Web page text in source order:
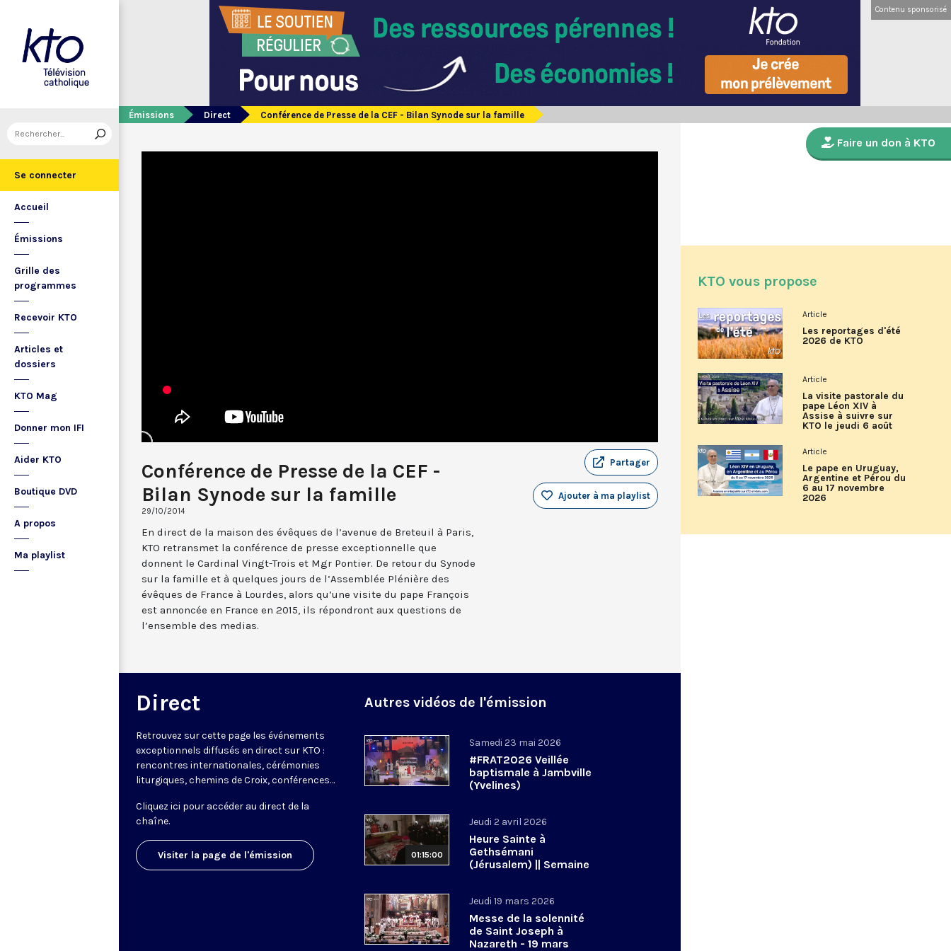
Se connecter
Accueil
Émissions
Grille des
programmes
Recevoir KTO
Articles et
dossiers
KTO Mag
Donner mon IFI
Aider KTO
Boutique DVD
A propos
Ma playlist
Contenu sponsorisé
Émissions Direct Conférence de Presse de la CEF - Bilan Synode sur la famille
Conférence de Presse de la CEF -
Bilan Synode sur la famille
29/10/2014
Partager
Ajouter à ma playlist
En direct de la maison des évêques de l’avenue de Breteuil à Paris,
KTO retransmet la conférence de presse exceptionnelle que
donnent le Cardinal Vingt-Trois et Mgr Pontier. De retour du Synode
sur la famille et à quelques jours de l’Assemblée Plénière des
évêques de France à Lourdes, alors qu’une visite du pape François
est annoncée en France en 2015, ils répondront aux questions de
l’ensemble des medias.
Direct
Retrouvez sur cette page les événements
exceptionnels diffusés en direct sur KTO :
rencontres internationales, cérémonies
liturgiques, chemins de Croix, conférences…
Cliquez ici pour accéder au direct de la
chaîne.
Visiter la page de l'émission
Autres vidéos de l'émission
Samedi 23 mai 2026
#FRAT2026 Veillée
baptismale à Jambville
(Yvelines)
01:15:00
Jeudi 2 avril 2026
Heure Sainte à
Gethsémani
(Jérusalem) || Semaine
Jeudi 19 mars 2026
Messe de la solennité
de Saint Joseph à
Nazareth - 19 mars
Faire un don à KTO
KTO vous propose
Article
Les reportages d'été
2026 de KTO
Article
La visite pastorale du
pape Léon XIV à
Assise à suivre sur
KTO le jeudi 6 août
Article
Le pape en Uruguay,
Argentine et Pérou du
6 au 17 novembre
2026